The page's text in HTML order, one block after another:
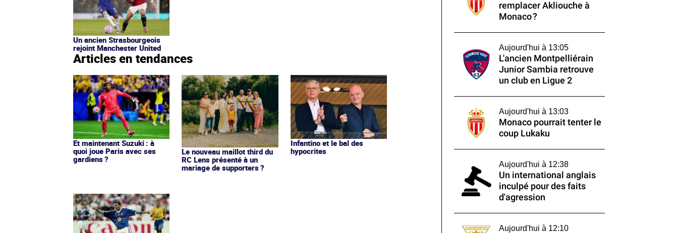
Un ancien Strasbourgeois
rejoint Manchester United
Articles en tendances
Et maintenant Suzuki : à
quoi joue Paris avec ses
gardiens ?
Le nouveau maillot third du
RC Lens présenté à un
mariage de supporters ?
Infantino et le bal des
hypocrites
remplacer Akliouche à
Monaco ?
Aujourd'hui à 13:05
L'ancien Montpelliérain
Junior Sambia retrouve
un club en Ligue 2
Aujourd'hui à 13:03
Monaco pourrait tenter le
coup Lukaku
Aujourd'hui à 12:38
Un international anglais
inculpé pour des faits
d'agression
Aujourd'hui à 12:10